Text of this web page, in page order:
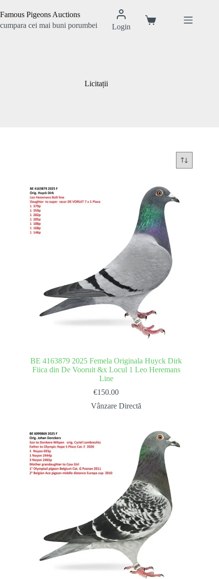
la
Famous Pigeons Auctions
cumpara cei mai buni porumbei
Login
Coș
Licitații
BE 4163879 2025 Femela Originala Huyck Dirk
Fiica din De Vooruit &x Locul 1 Leo Heremans
Line
€150.00
Vânzare Directă